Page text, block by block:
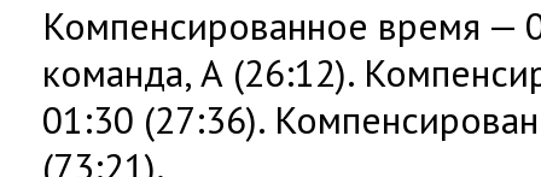
Компенсированное время —
команда, А (26:12).
01:30 (27:36).
(73:21).